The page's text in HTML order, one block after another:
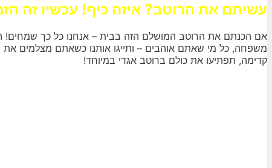
עשיתם את הרוטב? איזה כיף! עכשיו זה
אם הכנתם את הרוטב המושלם הזה בבית – אנחנו כל כך שמחים!
משפחה, כל מי שאתם אוהבים – ותייגו אותנו כשאתם מצלמים
קדימה, תפתיעו את כולם ברוטב אגדי במיוחד!